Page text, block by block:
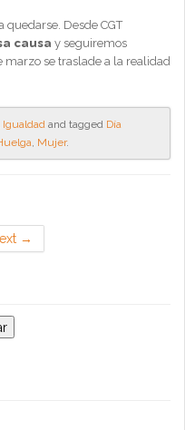
Desde CGT
causa y seguiremos
se traslade a la realidad
Igualdad and tagged Día
, Mujer.
→